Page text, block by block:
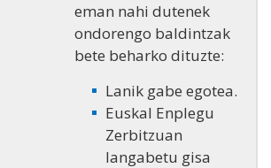
eman nahi dutenek
ondorengo baldintzak
bete beharko dituzte:
Lanik gabe egotea.
Euskal Enplegu
Zerbitzuan
langabetu gisa